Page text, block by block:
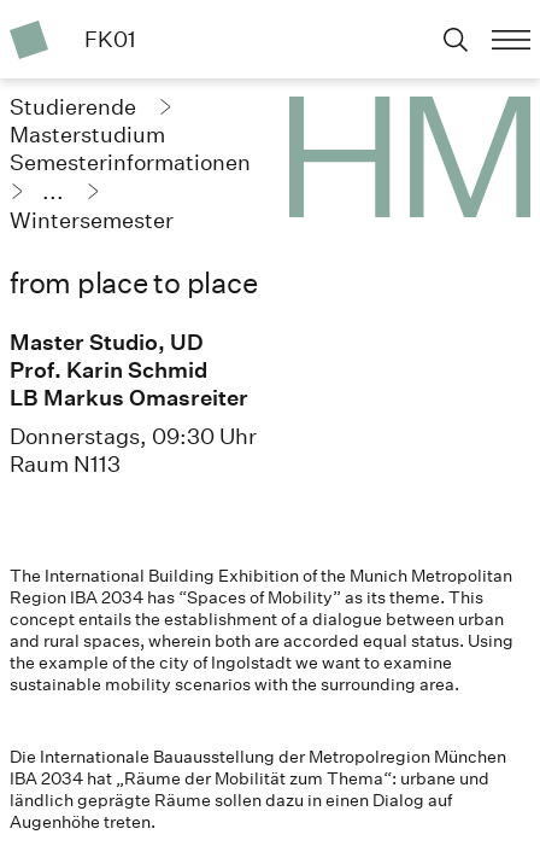
FK01
Studierende
Masterstudium
Semesterinformationen
...
Wintersemester
from place to place
Master Studio, UD
Prof. Karin Schmid
LB Markus Omasreiter
Donnerstags, 09:30 Uhr
Raum N113
The International Building Exhibition of the Munich Metropolitan
Region IBA 2034 has “Spaces of Mobility” as its theme. This
concept entails the establishment of a dialogue between urban
and rural spaces, wherein both are accorded equal status. Using
the example of the city of Ingolstadt we want to examine
sustainable mobility scenarios with the surrounding area.
Die Internationale Bauausstellung der Metropolregion München
IBA 2034 hat „Räume der Mobilität zum Thema“: urbane und
ländlich geprägte Räume sollen dazu in einen Dialog auf
Augenhöhe treten.